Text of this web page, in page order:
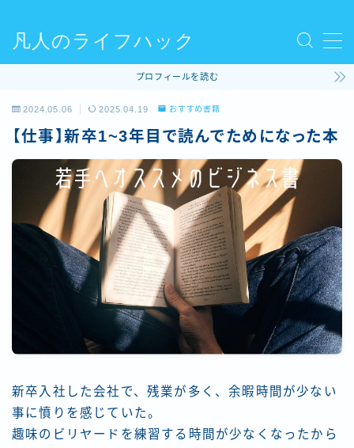
凡人のライフハック
使ってるモノ
ライフハック
コラム
ビリヤード
プロフィールを読む
2024.05.06 2025.04.19 おすすめ書籍
【仕事】新卒1~3年目で読んでためになった本
新卒入社した会社で、残業が多く、余暇時間が少ない
事に憤りを感じていた。
趣味のビリヤードを練習する時間が少なくなったから